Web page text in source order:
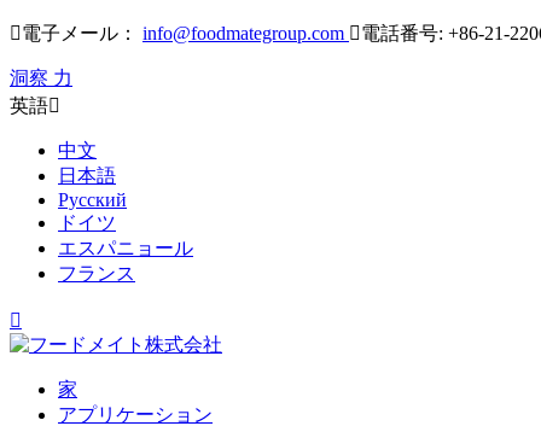
電子メール： info@foodmategroup.com 電話番号: +86-21-
洞察 力
英語
中文
日本語
Русский
ドイツ
エスパニョール
フランス

家
アプリケーション